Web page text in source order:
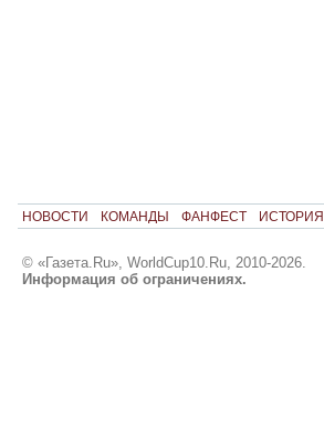
НОВОСТИ КОМАНДЫ ФАНФЕСТ ИСТОРИЯ
© «Газета.Ru», WorldCup10.Ru, 2010-2026.
Информация об ограничениях.